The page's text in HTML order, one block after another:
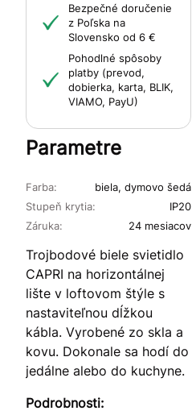
Bezpečné doručenie
z Poľska na
Slovensko od 6 €
Pohodlné spôsoby
platby (prevod,
dobierka, karta, BLIK,
VIAMO, PayU)
Parametre
Farba:
biela, dymovo šedá
Stupeň krytia:
IP20
Záruka:
24 mesiacov
Trojbodové biele svietidlo
CAPRI na horizontálnej
lište v loftovom štýle s
nastaviteľnou dĺžkou
kábla. Vyrobené zo skla a
kovu. Dokonale sa hodí do
jedálne alebo do kuchyne.
Podrobnosti: